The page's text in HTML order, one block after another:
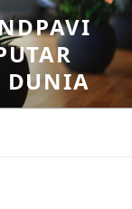
DUNIA